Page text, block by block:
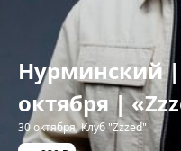
Нурминский
октября |
30 октября,Клуб "Zzzed"